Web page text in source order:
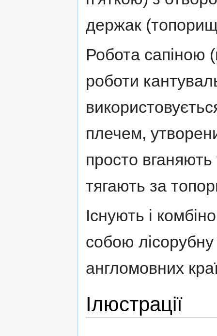
держак
Робота сапіною
роботи
плечем,
просто вганяють
тягають за
Існують і
собою лісорубну
англомовних
Ілюстрації